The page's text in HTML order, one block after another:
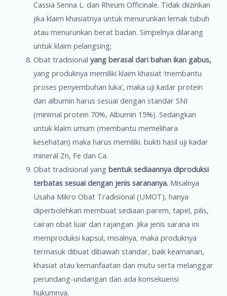
Cassia Senna L. dan Rheum Officinale. Tidak diizinkan
jika klaim khasiatnya untuk menurunkan lemak tubuh
atau menurunkan berat badan. Simpelnya dilarang
untuk klaim pelangsing;
Obat tradisional yang berasal dari bahan ikan gabus,
yang produknya memiliki klaim khasiat ‘membantu
proses penyembuhan luka’, maka uji kadar protein
dan albumin harus sesuai dengan standar SNI
(minimal protein 70%, Albumin 15%). Sedangkan
untuk klaim umum (membantu memelihara
kesehatan) maka harus memiliki. bukti hasil uji kadar
mineral Zn, Fe dan Ca.
Obat tradisional yangbentuk sediaannya diproduksi
terbatas sesuai dengan jenis sarananya. Misalnya
Usaha Mikro Obat Tradisional (UMOT), hanya
diperbolehkan membuat sediaan parem, tapel, pilis,
cairan obat luar dan rajangan. Jika jenis sarana ini
memproduksi kapsul, misalnya, maka produknya
termasuk dibuat dibawah standar, baik keamanan,
khasiat atau kemanfaatan dan mutu serta melanggar
perundang-undangan dan ada konsekuensi
hukumnya.